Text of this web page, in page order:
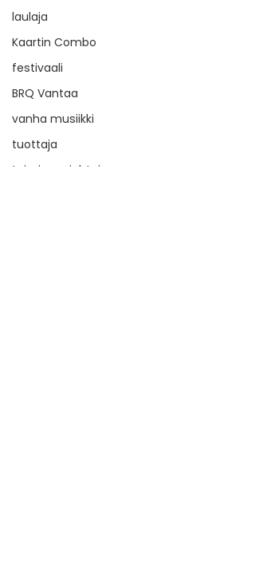
laulaja
Kaartin Combo
festivaali
BRQ Vantaa
vanha musiikki
tuottaja
toiminnanjohtaja